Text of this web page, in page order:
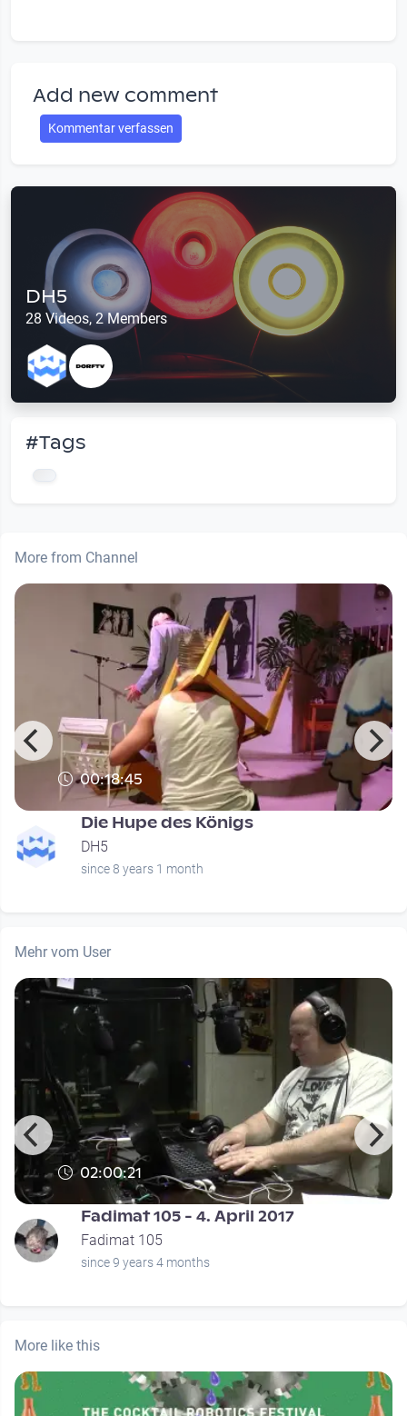
Add new comment
Kommentar verfassen
DH5
28 Videos, 2 Members
#Tags
More from Channel
00:18:45
Die Hupe des Königs
DH5
since 8 years 1 month
Mehr vom User
02:00:21
Fadimat 105 - 4. April 2017
Fadimat 105
since 9 years 4 months
More like this